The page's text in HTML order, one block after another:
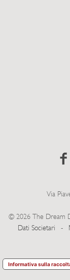
Via
© 2026 The Dream
Dati Societari
-
Informativa sulla